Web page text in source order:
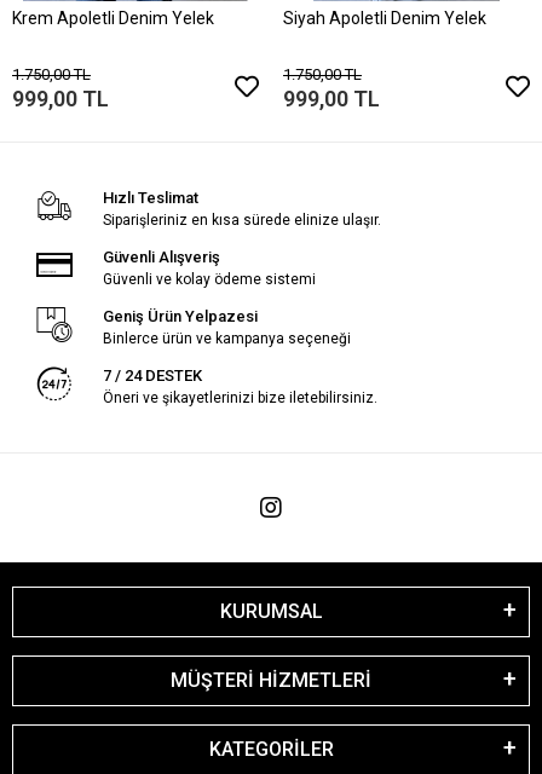
Krem Apoletli Denim Yelek
1.750,00 TL
999,00 TL
Siyah Apoletli Denim Yelek
1.750,00 TL
999,00 TL
Hızlı Teslimat
Siparişleriniz en kısa sürede elinize ulaşır.
Güvenli Alışveriş
Güvenli ve kolay ödeme sistemi
Geniş Ürün Yelpazesi
Binlerce ürün ve kampanya seçeneği
7 / 24 DESTEK
Öneri ve şikayetlerinizi bize iletebilirsiniz.
KURUMSAL
MÜŞTERİ HİZMETLERİ
KATEGORİLER